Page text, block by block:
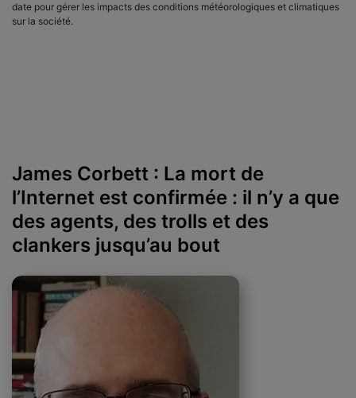
date pour gérer les impacts des conditions météorologiques et climatiques
sur la société.
James Corbett : La mort de
l’Internet est confirmée : il n’y a que
des agents, des trolls et des
clankers jusqu’au bout